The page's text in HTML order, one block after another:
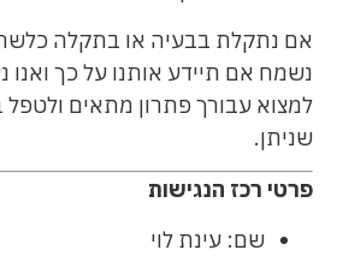
אם נתקלת בבעיה או בתקלה
נשמח אם תיידע אותנו על כך
למצוא עבורך פתרון מתאים
שניתן.
פרטי רכז הנגישות
שם: עינת לוי